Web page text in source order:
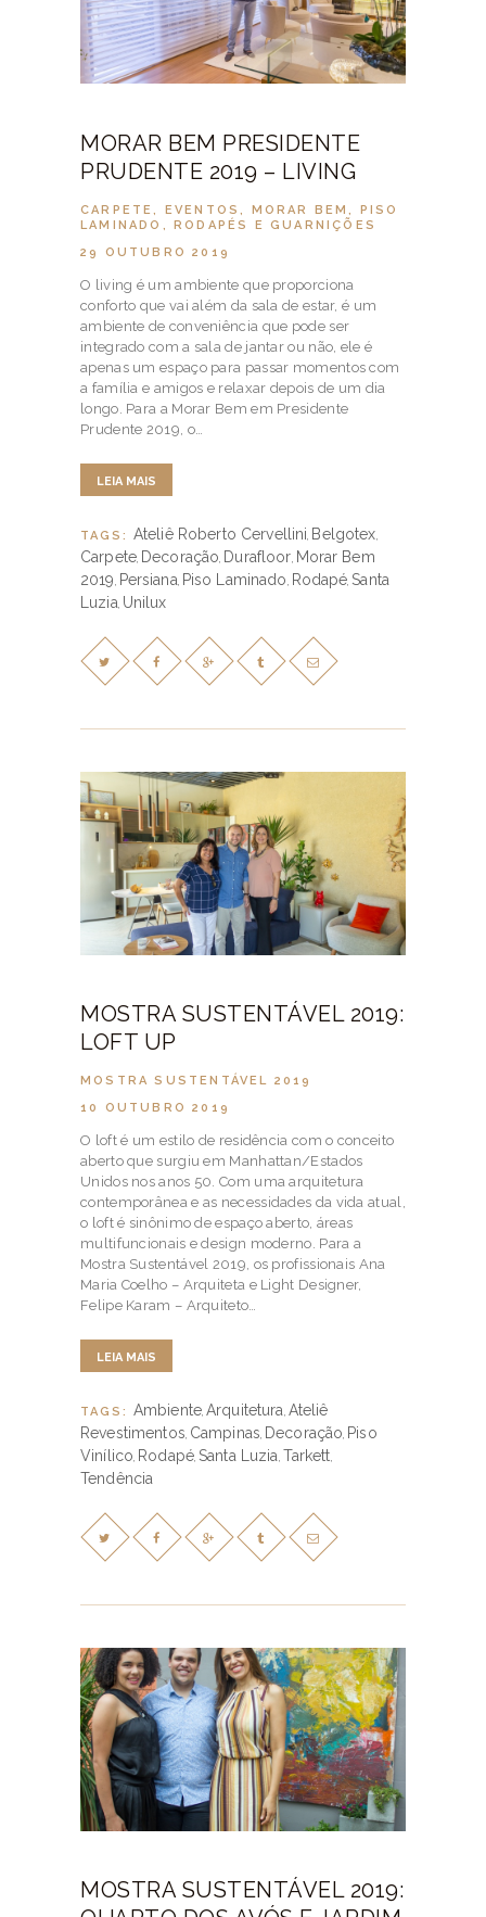
MORAR BEM PRESIDENTE
PRUDENTE 2019 – LIVING
CARPETE, EVENTOS, MORAR BEM,
PISO
LAMINADO ,
RODAPÉS E GUARNIÇÕES
29 OUTUBRO 2019
O living é um ambiente que proporciona
conforto que vai além da sala de estar, é um
ambiente de conveniência que pode ser
integrado com a sala de jantar ou não, ele é
apenas um espaço para passar momentos com
a família e amigos e relaxar depois de um dia
longo. Para a Morar Bem em Presidente
Prudente 2019, o…
LEIA MAIS
TAGS: Ateliê Roberto Cervellini, Belgotex,
Carpete, Decoração, Durafloor, Morar Bem
2019 , Persiana, Piso Laminado , Rodapé, Santa
Luzia, Unilux
MOSTRA SUSTENTÁVEL 2019:
LOFT UP
MOSTRA SUSTENTÁVEL 2019
10 OUTUBRO 2019
O loft é um estilo de residência com o conceito
aberto que surgiu em Manhattan/Estados
Unidos nos anos 50. Com uma arquitetura
contemporânea e as necessidades da vida atual,
o loft é sinônimo de espaço aberto, áreas
multifuncionais e design moderno. Para a
Mostra Sustentável 2019, os profissionais Ana
Maria Coelho – Arquiteta e Light Designer,
Felipe Karam – Arquiteto…
LEIA MAIS
TAGS: Ambiente,Arquitetura, Ateliê
Revestimentos, Campinas, Decoração, Piso
Vinílico, Rodapé, Santa Luzia, Tarkett,
Tendência
MOSTRA SUSTENTÁVEL 2019: